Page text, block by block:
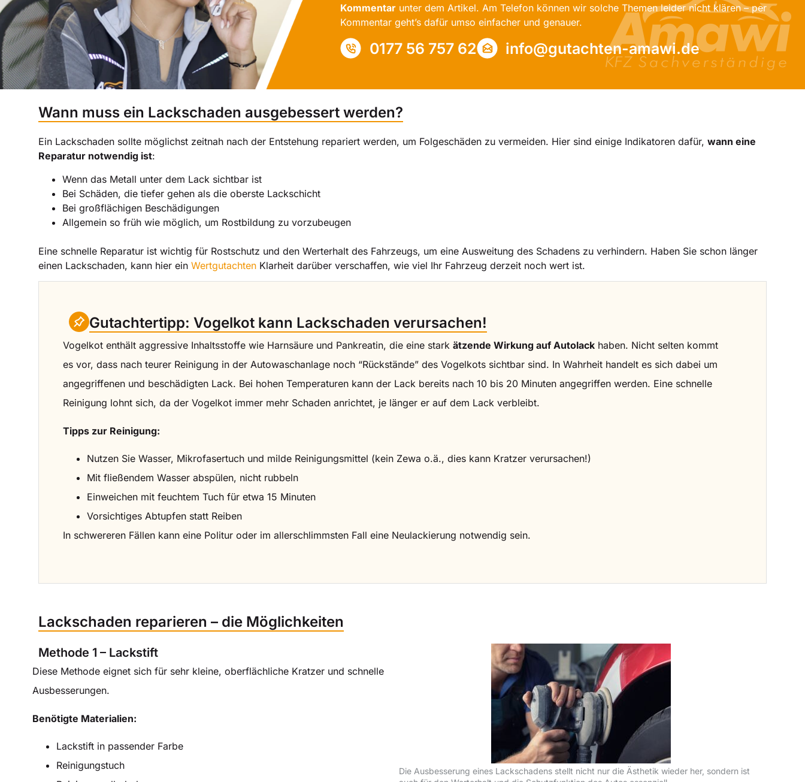
Kommentarunter dem Artikel. Am Telefon können wir solche Themen leider nicht klären – per
Kommentar geht’s dafür umso einfacher und genauer.
0177 56 757 62 info@gutachten-amawi.de
Wann muss ein Lackschaden ausgebessert werden?
Ein Lackschaden sollte möglichst zeitnah nach der Entstehung repariert werden, um Folgeschäden zu vermeiden. Hier sind einige Indikatoren dafür, wann eine
Reparatur notwendig ist:
Wenn das Metall unter dem Lack sichtbar ist
Bei Schäden, die tiefer gehen als die oberste Lackschicht
Bei großflächigen Beschädigungen
Allgemein so früh wie möglich, um Rostbildung zu vorzubeugen
Eine schnelle Reparatur ist wichtig für Rostschutz und den Werterhalt des Fahrzeugs, um eine Ausweitung des Schadens zu verhindern. Haben Sie schon länger
einen Lackschaden, kann hier ein Wertgutachten Klarheit darüber verschaffen, wie viel Ihr Fahrzeug derzeit noch wert ist.
Gutachtertipp: Vogelkot kann Lackschaden verursachen!
Vogelkot enthält aggressive Inhaltsstoffe wie Harnsäure und Pankreatin, die eine stark ätzende Wirkung auf Autolack haben. Nicht selten kommt
es vor, dass nach teurer Reinigung in der Autowaschanlage noch “Rückstände” des Vogelkots sichtbar sind. In Wahrheit handelt es sich dabei um
angegriffenen und beschädigten Lack. Bei hohen Temperaturen kann der Lack bereits nach 10 bis 20 Minuten angegriffen werden. Eine schnelle
Reinigung lohnt sich, da der Vogelkot immer mehr Schaden anrichtet, je länger er auf dem Lack verbleibt.
Tipps zur Reinigung:
Nutzen Sie Wasser, Mikrofasertuch und milde Reinigungsmittel (kein Zewa o.ä., dies kann Kratzer verursachen!)
Mit fließendem Wasser abspülen, nicht rubbeln
Einweichen mit feuchtem Tuch für etwa 15 Minuten
Vorsichtiges Abtupfen statt Reiben
In schwereren Fällen kann eine Politur oder im allerschlimmsten Fall eine Neulackierung notwendig sein.
Lackschaden reparieren – die Möglichkeiten
Methode 1 – Lackstift
Diese Methode eignet sich für sehr kleine, oberflächliche Kratzer und schnelle
Ausbesserungen.
Benötigte Materialien:
Lackstift in passender Farbe
Reinigungstuch
Die Ausbesserung eines Lackschadens stellt nicht nur die Ästhetik wieder her, sondern ist